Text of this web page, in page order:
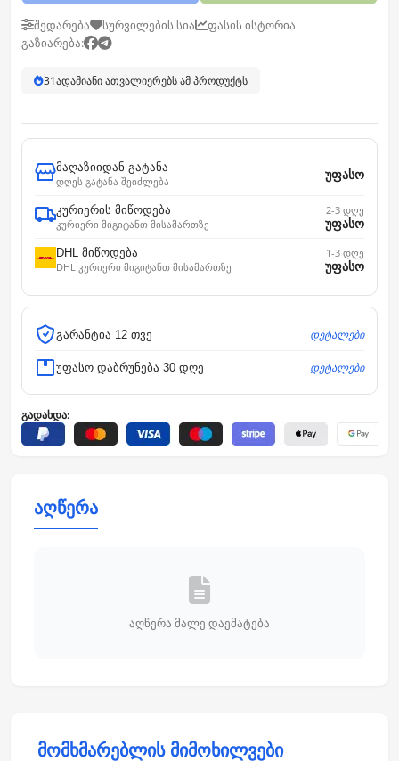
შედარება სურვილების სია
ფასის ისტორია
გაზიარება:
31ადამიანი ათვალიერებს ამ პროდუქტს
მაღაზიიდან გატანა
დღეს გატანა შეიძლება
უფასო
კურიერის მიწოდება
კურიერი მიგიტანთ მისამართზე
2-3 დღე
უფასო
DHL მიწოდება
DHL კურიერი მიგიტანთ მისამართზე
1-3 დღე
უფასო
გარანტია 12 თვე დეტალები
უფასო დაბრუნება 30 დღე დეტალები
გადახდა:
აღწერა
აღწერა მალე დაემატება
მომხმარებლის მიმოხილვები